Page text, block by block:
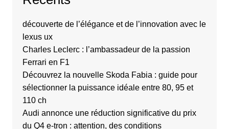
découverte de l’élégance et de l’innovation avec le
lexus ux
Charles Leclerc : l’ambassadeur de la passion
Ferrari en F1
Découvrez la nouvelle Skoda Fabia : guide pour
sélectionner la puissance idéale entre 80, 95 et
110 ch
Audi annonce une réduction significative du prix
du Q4 e-tron : attention, des conditions